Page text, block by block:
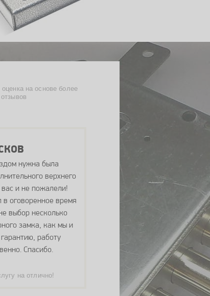
на основе более
нужна была
верхнего
и не пожалели!
в оговоренное время
выбор несколько
замка, как мы и
работу
Спасибо.
на отлично!